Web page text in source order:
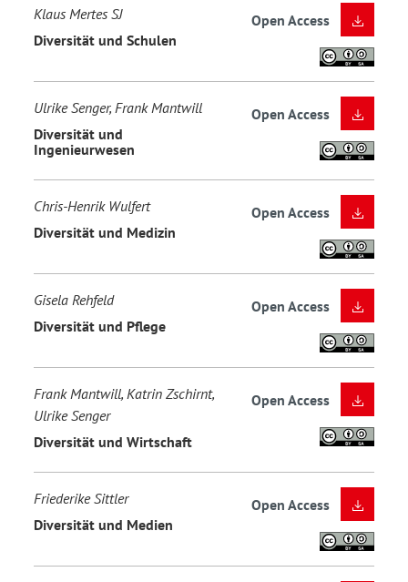
Klaus Mertes SJ
Diversität und Schulen
Open Access
Ulrike Senger, Frank Mantwill
Diversität und
Ingenieurwesen
Open Access
Chris-Henrik Wulfert
Diversität und Medizin
Open Access
Gisela Rehfeld
Diversität und Pflege
Open Access
Frank Mantwill, Katrin Zschirnt,
Ulrike Senger
Diversität und Wirtschaft
Open Access
Friederike Sittler
Diversität und Medien
Open Access